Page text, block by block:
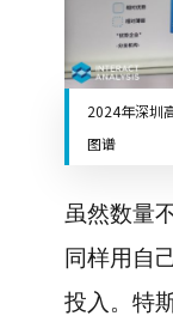
2024年深圳
图谱
虽然数量
同样用自
投入。特